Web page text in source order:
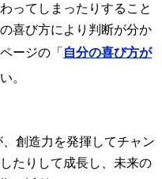
ってしまったりすること
喜び方により判断が分か
ージの「 自分の喜び方が
。
創造力を発揮してチャン
たりして成長し、未来の